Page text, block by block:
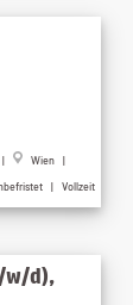
|
Wien |
| Vollzeit
w/d),